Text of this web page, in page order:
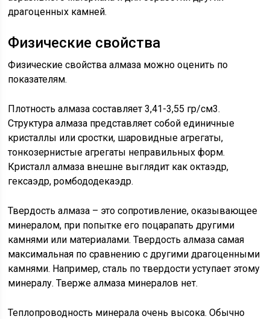
драгоценных камней.
Физические свойства
Физические свойства алмаза можно оценить по
показателям.
Плотность алмаза составляет 3,41-3,55 гр/см3.
Структура алмаза представляет собой единичные
кристаллы или сростки, шаровидные агрегаты,
тонкозернистые агрегаты неправильных форм.
Кристалл алмаза внешне выглядит как октаэдр,
гексаэдр, ромбододекаэдр.
Твердость алмаза – это сопротивление, оказывающее
минералом, при попытке его поцарапать другими
камнями или материалами. Твердость алмаза самая
максимальная по сравнению с другими драгоценными
камнями. Например, сталь по твердости уступает этому
минералу. Тверже алмаза минералов нет.
Теплопроводность минерала очень высока. Обычно